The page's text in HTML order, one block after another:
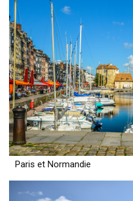
Paris et Normandie